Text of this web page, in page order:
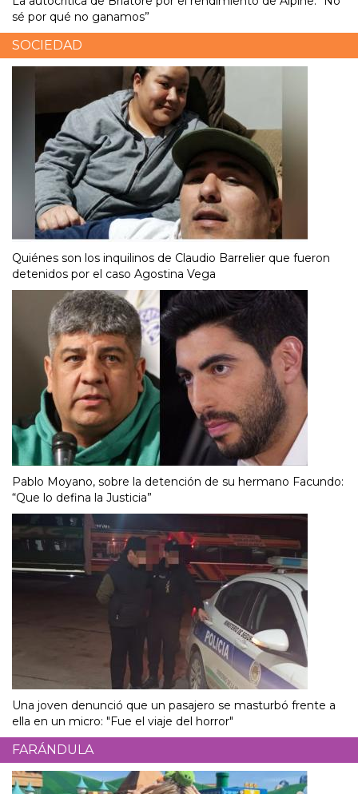
sé por qué no ganamos”
SOCIEDAD
Quiénes son los inquilinos de Claudio Barrelier que fueron
detenidos por el caso Agostina Vega
Pablo Moyano, sobre la detención de su hermano Facundo:
“Que lo defina la Justicia”
Una joven denunció que un pasajero se masturbó frente a
ella en un micro: "Fue el viaje del horror"
FARÁNDULA